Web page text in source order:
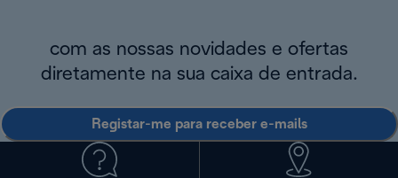
com as nossas novidades e ofertas
diretamente na sua caixa de entrada.
Registar-me para receber e-mails